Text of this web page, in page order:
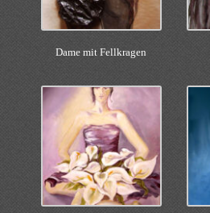
Dame mit Fellkragen